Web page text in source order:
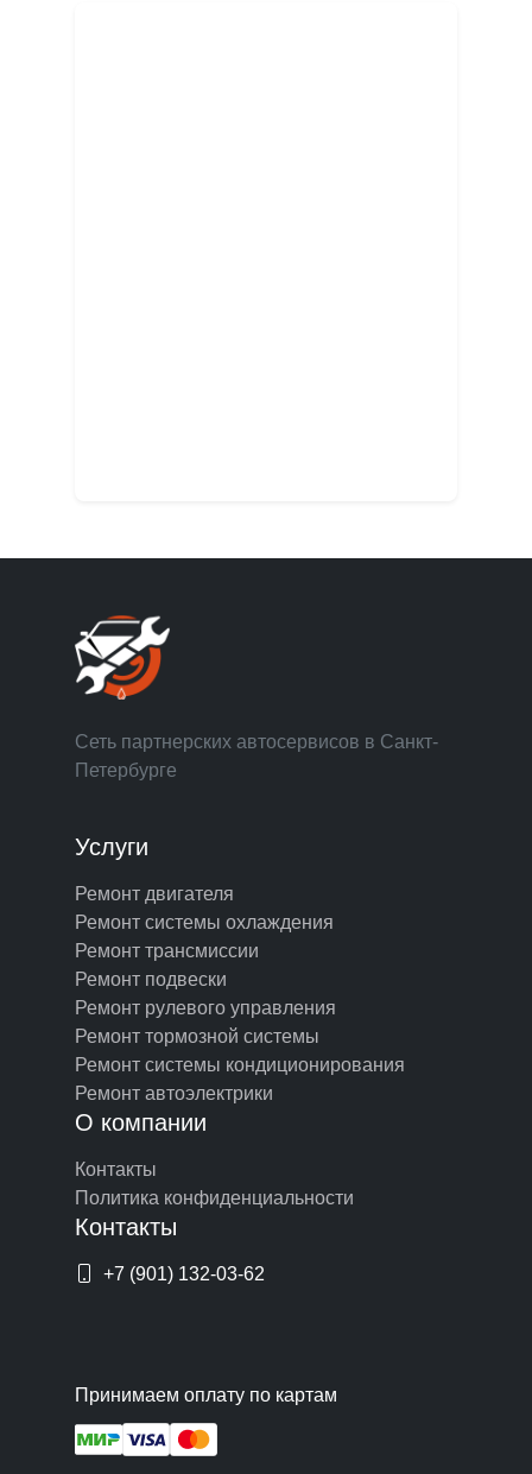
Сеть партнерских автосервисов в Санкт-
Петербурге
Услуги
Ремонт двигателя
Ремонт системы охлаждения
Ремонт трансмиссии
Ремонт подвески
Ремонт рулевого управления
Ремонт тормозной системы
Ремонт системы кондиционирования
Ремонт автоэлектрики
О компании
Контакты
Политика конфиденциальности
Контакты
+7 (901) 132-03-62
Принимаем оплату по картам